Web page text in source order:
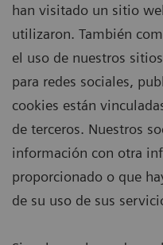
han visitado un sitio
utilizaron. También
el uso de nuestros
para redes sociales,
cookies están
de terceros. Nuestros
información con otra
proporcionado o que
de su uso de sus